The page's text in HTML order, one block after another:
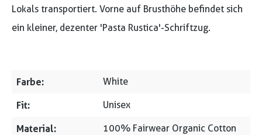
Lokals transportiert. Vorne auf Brusthöhe befindet sich
ein kleiner, dezenter 'Pasta Rustica'-Schriftzug.
Farbe: White
Fit: Unisex
Material: 100% Fairwear Organic Cotton